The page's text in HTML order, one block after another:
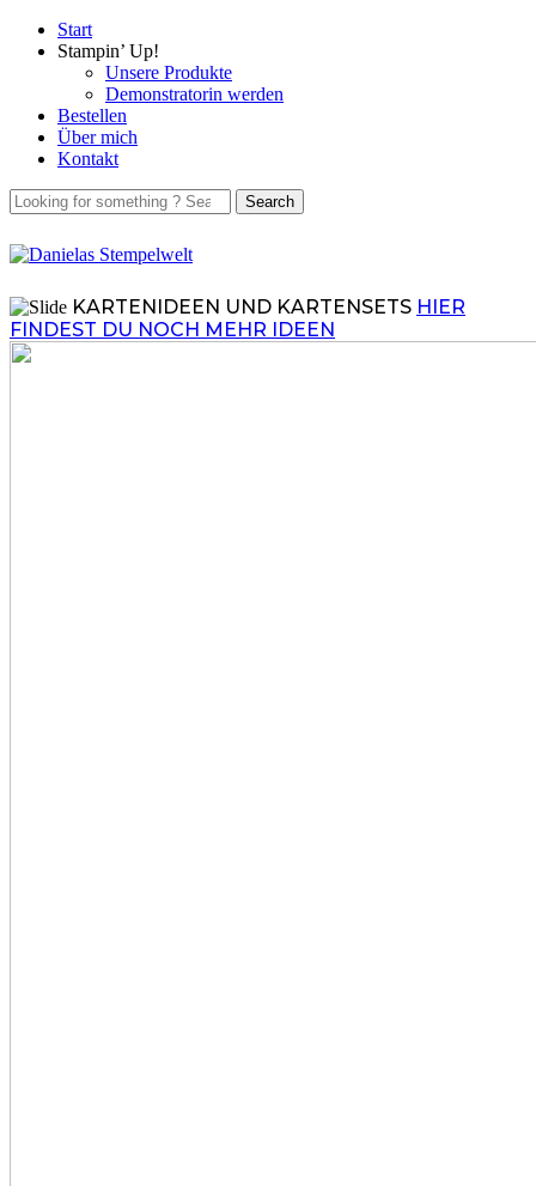
Start
Stampin’ Up!
Unsere Produkte
Demonstratorin werden
Bestellen
Über mich
Kontakt
KARTENIDEEN UND KARTENSETS HIER
FINDEST DU NOCH MEHR IDEEN